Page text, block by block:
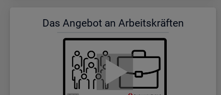
Das An­ge­bot an Ar­beits­kräf­ten